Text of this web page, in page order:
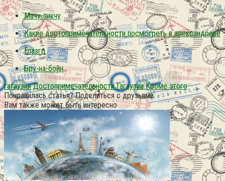
Мачу-пикчу
Какие достопримечательности посмотреть в александрове
Глазго
Бру-на-бойн
гагаузия Достопримечательности Гагаузии Кроме этого
Понравилась статья? Поделиться с друзьями:
Вам также может быть интересно